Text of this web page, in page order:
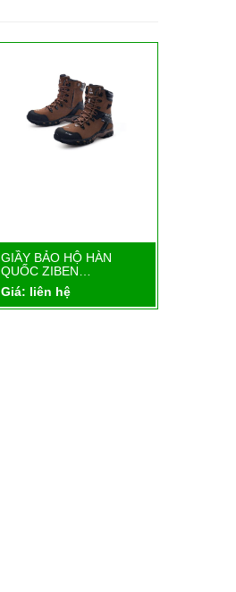
Chi tiết
GIẦY BẢO HỘ HÀN
QUỐC ZIBEN…
Giá: liên hệ